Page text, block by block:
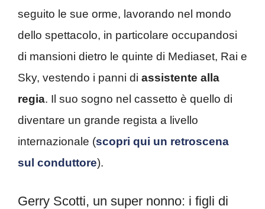
seguito le sue orme, lavorando nel mondo
dello spettacolo, in particolare occupandosi
di mansioni dietro le quinte di Mediaset, Rai e
Sky, vestendo i panni di assistente alla
regia. Il suo sogno nel cassetto è quello di
diventare un grande regista a livello
internazionale (scopri qui un retroscena
sul conduttore).
Gerry Scotti, un super nonno: i figli di